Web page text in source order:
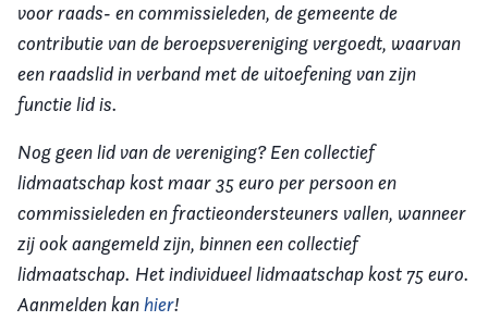
voor raads- en commissieleden, de gemeente de
contributie van de beroepsvereniging vergoedt, waarvan
een raadslid in verband met de uitoefening van zijn
functie lid is.
Nog geen lid van de vereniging? Een collectief
lidmaatschap kost maar 35 euro per persoon en
commissieleden en fractieondersteuners vallen, wanneer
zij ook aangemeld zijn, binnen een collectief
lidmaatschap. Het individueel lidmaatschap kost 75 euro.
Aanmelden kanhier!